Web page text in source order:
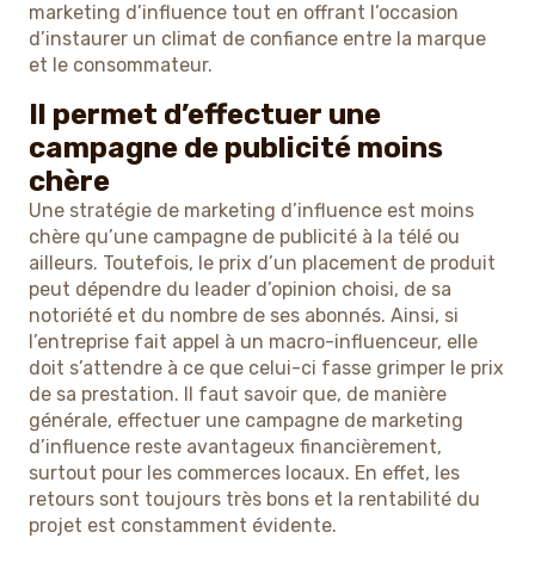
marketing d’influence tout en offrant l’occasion
d’instaurer un climat de confiance entre la marque
et le consommateur.
Il permet d’effectuer une
campagne de publicité moins
chère
Une stratégie de marketing d’influence est moins
chère qu’une campagne de publicité à la télé ou
ailleurs. Toutefois, le prix d’un placement de produit
peut dépendre du leader d’opinion choisi, de sa
notoriété et du nombre de ses abonnés. Ainsi, si
l’entreprise fait appel à un macro-influenceur, elle
doit s’attendre à ce que celui-ci fasse grimper le prix
de sa prestation. Il faut savoir que, de manière
générale, effectuer une campagne de marketing
d’influence reste avantageux financièrement,
surtout pour les commerces locaux. En effet, les
retours sont toujours très bons et la rentabilité du
projet est constamment évidente.